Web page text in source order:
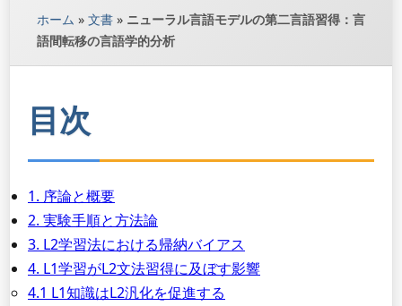
ホーム » 文書 » ニューラル言語モデルの第二言語習得：言
語間転移の言語学的分析
目次
1. 序論と概要
2. 実験手順と方法論
3. L2学習法における帰納バイアス
4. L1学習がL2文法習得に及ぼす影響
4.1 L1知識はL2汎化を促進する